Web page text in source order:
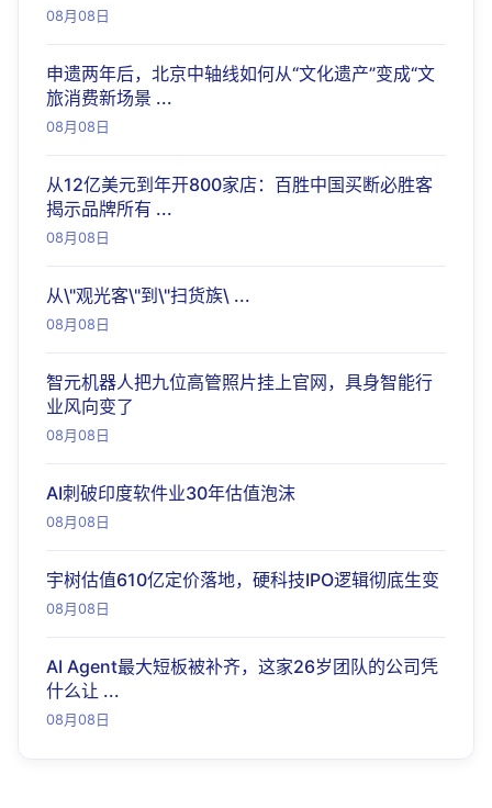
08月08日
申遗两年后，北京中轴线如何从“文化遗产”变成“文
旅消费新场景 ...
08月08日
从12亿美元到年开800家店：百胜中国买断必胜客
揭示品牌所有 ...
08月08日
从\"观光客\"到\"扫货族\ ...
08月08日
智元机器人把九位高管照片挂上官网，具身智能行
业风向变了
08月08日
AI刺破印度软件业30年估值泡沫
08月08日
宇树估值610亿定价落地，硬科技IPO逻辑彻底生变
08月08日
AI Agent最大短板被补齐，这家26岁团队的公司凭
什么让 ...
08月08日